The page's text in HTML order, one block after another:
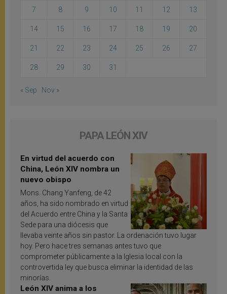
7 8 9 10 11 12 13
14 15 16 17 18 19 20
21 22 23 24 25 26 27
28 29 30 31
« Sep Nov »
PAPA LEÓN XIV
En virtud del acuerdo con
China, León XIV nombra un
nuevo obispo
Mons. Chang Yanfeng, de 42
años, ha sido nombrado en virtud
del Acuerdo entre China y la Santa
Sede para una diócesis que
llevaba veinte años sin pastor. La ordenación tuvo lugar
hoy. Pero hace tres semanas antes tuvo que
comprometer públicamente a la Iglesia local con la
controvertida ley que busca eliminar la identidad de las
minorías.
León XIV anima a los